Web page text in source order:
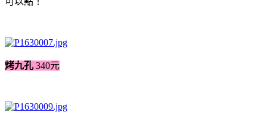
烤九孔340元